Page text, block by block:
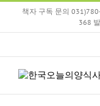
Skip
책자 구독 문의
368